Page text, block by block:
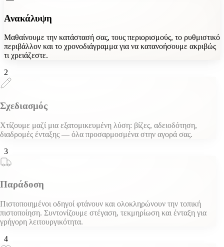
Ανακάλυψη
Μαθαίνουμε την κατάστασή σας, τους περιορισμούς, το ρυθμιστικό
περιβάλλον και το χρονοδιάγραμμα για να κατανοήσουμε ακριβώς
τι χρειάζεστε.
2
Σχεδιασμός
Χτίζουμε μαζί μια εξατομικευμένη λύση: βίζες, αδειοδότηση,
διαδρομές ένταξης — όλα προσαρμοσμένα στην αγορά σας.
3
Παράδοση
Πιστοποιημένοι οδηγοί φτάνουν και ολοκληρώνουν την τοπική
πιστοποίηση. Συντονίζουμε στέγαση, τεκμηρίωση και ένταξη για
γρήγορη λειτουργικότητα.
4